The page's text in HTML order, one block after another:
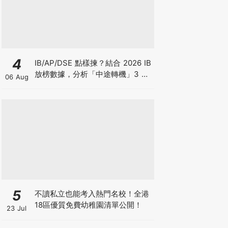
4
06 Aug
IB/AP/DSE 點樣揀？結合 2026 IB
放榜數據，分析「中途轉機」3 大
5
23 Jul
不讀私立也能考入熱門名校！全港
18區優質免費幼稚園清單公開！